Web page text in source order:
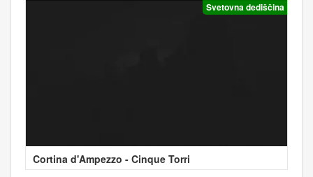
Svetovna dediščina
Cortina d'Ampezzo - Cinque Torri